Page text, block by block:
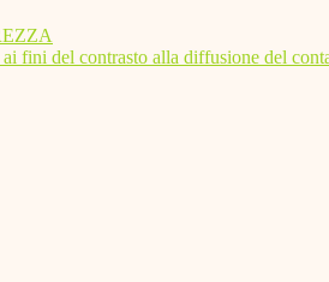
fini del contrasto alla diffusione del